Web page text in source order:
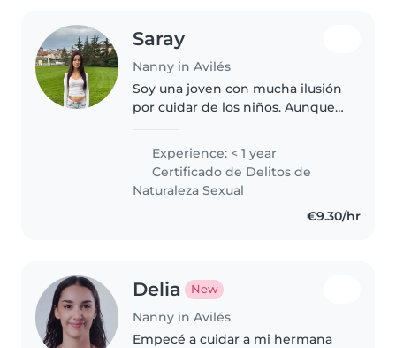
Saray
Nanny in Avilés
Soy una joven con mucha ilusión
por cuidar de los niños. Aunque
este campo, he pasado ya
tiempo cuidando de niños
pequeños Soy una persona
amigable,..
Experience: < 1 year
Certificado de Delitos de
Naturaleza Sexual
€9.30/hr
Delia New
Nanny in Avilés
Empecé a cuidar a mi hermana